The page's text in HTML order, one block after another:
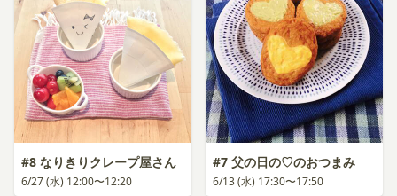
#8 なりきりクレープ屋さん
6/27 (水) 12:00〜12:20
#7 父の日の♡のおつまみ
6/13 (水) 17:30〜17:50